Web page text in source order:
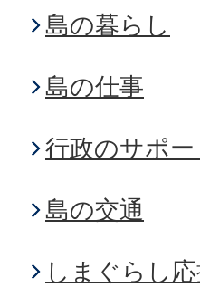
島の暮らし
島の仕事
行政のサポー
島の交通
しまぐらし